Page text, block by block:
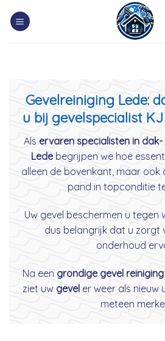
Gevelreiniging Lede:
u bij gevelspecialist
Als ervaren specialisten in dak-
Ledebegrijpen we hoe
alleen de bovenkant, maar ook
pand in topconditie
Uw gevel beschermen u tegen
dus belangrijk dat u zorgt
onderhoud
Na een grondige gevel reiniging
ziet uw geveler weer als nieuw
meteen